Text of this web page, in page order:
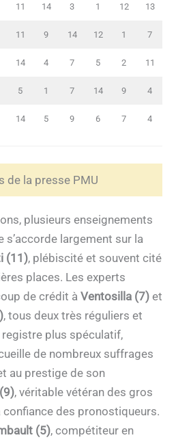
11 14 3 1 12 13
11 9 14 12 1 7
14 4 7 5 2 11
5 1 7 14 9 4
14 5 9 6 7 4
de la presse PMU
plusieurs enseignements
s’accorde largement sur la
(11), plébiscité et souvent cité
places. Les experts
de crédit à Ventosilla (7) et
, tous deux très réguliers et
registre plus spéculatif,
de nombreux suffrages
au prestige de son
, véritable vétéran des gros
confiance des pronostiqueurs.
(5), compétiteur en